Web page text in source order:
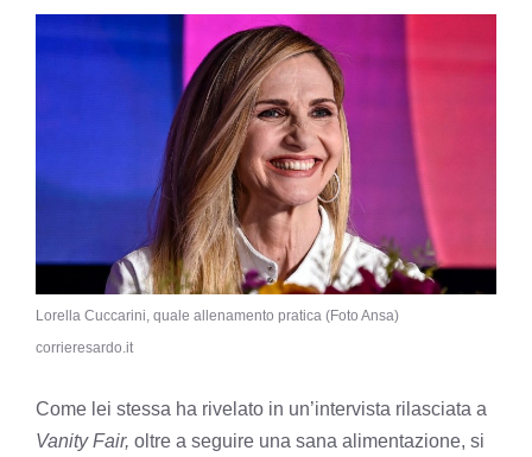
Lorella Cuccarini, quale allenamento pratica (Foto Ansa)
corrieresardo.it
Come lei stessa ha rivelato in un’intervista rilasciata a
Vanity Fair, oltre a seguire una sana alimentazione, si